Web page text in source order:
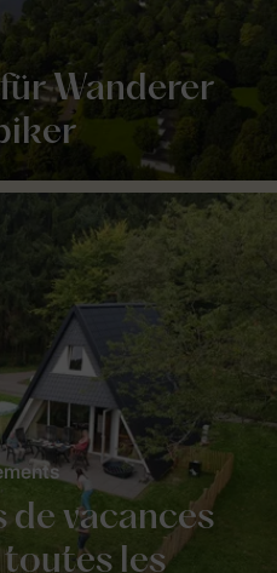
Wanderer
de vacances
les